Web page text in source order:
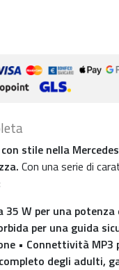
stile nella
Con una serie di
W per una
per una guida
• Connettività
degli adulti,